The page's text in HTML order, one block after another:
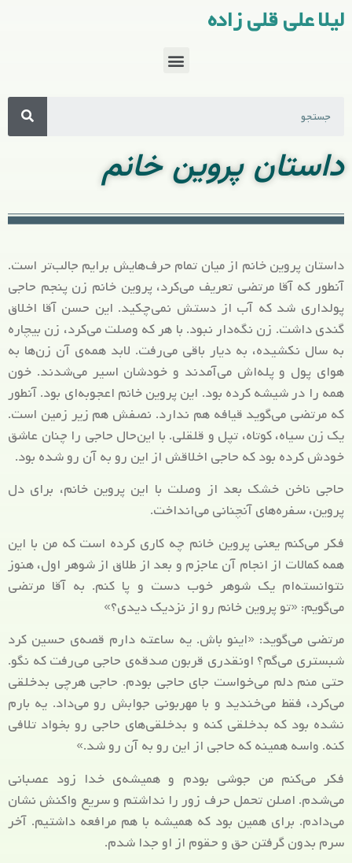
لیلا علی قلی زاده
داستان پروین خانم
داستان پروین خانم از میان تمام حرف‌هایش برایم جالب‌تر است.
آنطور که آقا مرتضی تعریف می‌کرد، پروین خانم زن پنجم حاجی
پولداری شد که آب از دستش نمی‌چکید. این حسن آقا اخلاق
گندی داشت. زن نگه‌دار نبود. با هر که وصلت می‌کرد، زن بیچاره
به سال نکشیده، به دیار باقی می‌رفت. لابد همه‌ی آن زن‌ها به
هوای پول و پله‌اش می‌آمدند و خودشان اسیر می‌شدند. خون
همه را در شیشه کرده بود. این پروین خانم اعجوبه‌ای بود. آنطور
که مرتضی می‌گوید قیافه هم ندارد. نصفش هم زیر زمین است.
یک زن سیاه، کوتاه، تپل و قلقلی. با این‌حال حاجی را چنان عاشق
خودش کرده بود که حاجی اخلاقش از این رو به آن رو شده بود.
حاجی ناخن خشک بعد از وصلت با این پروین خانم، برای دل
پروین، سفره‌های آنچنانی می‌انداخت.
فکر می‌کنم یعنی پروین خانم چه کاری کرده است که من با این
همه کمالات از انجام آن عاجزم و بعد از طلاق از شوهر اول، هنوز
نتوانسته‌ام یک شوهر خوب دست و پا کنم. به آقا مرتضی
می‌گویم: «تو پروین خانم رو از نزدیک دیدی؟»
مرتضی می‌گوید: «اینو باش. یه ساعته دارم قصه‌ی حسین کرد
شبستری می‌گم؟ اونقدری قربون صدقه‌ی حاجی می‌رفت که نگو.
حتی منم دلم می‌خواست جای حاجی بودم. حاجی هرچی بدخلقی
می‌کرد، فقط می‌خندید و با مهربونی جوابش رو می‌داد. یه بارم
نشده بود که بدخلقی کنه و بدخلقی‌های حاجی رو بخواد تلافی
کنه. واسه همینه که حاجی از این رو به آن رو شد.»
فکر می‌کنم من جوشی بودم و همیشه‌ی خدا زود عصبانی
می‌شدم. اصلن تحمل حرف زور را نداشتم و سریع واکنش نشان
می‌دادم. برای همین بود که همیشه با هم مرافعه داشتیم. آخر
سرم بدون گرفتن حق و حقوم از او جدا شدم.